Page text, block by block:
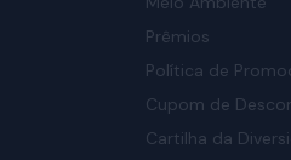
Prêmios
Política de
Cupom de
Cartilha da